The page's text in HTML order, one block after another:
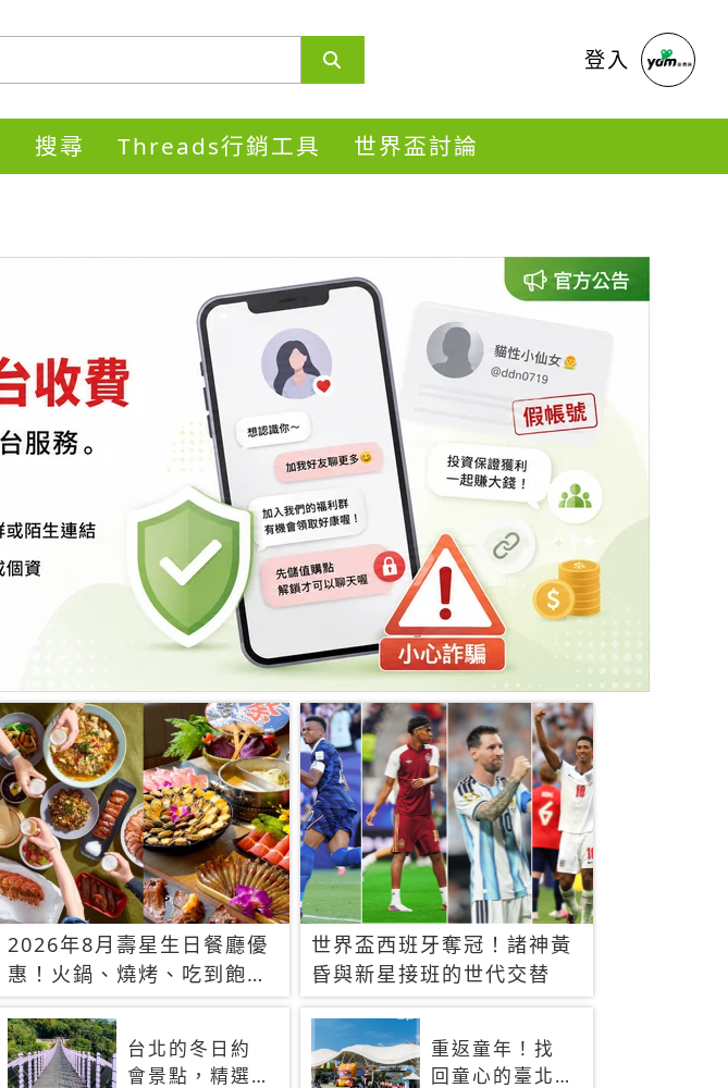
登入
搜尋 Threads行銷工具 世界盃討論
2026年8月壽星生日餐廳優
惠！火鍋、燒烤、吃到飽，
90+餐廳生日優惠一覽
台北的冬日約
會景點，精選
世界盃西班牙奪冠！諸神黃
昏與新星接班的世代交替
重返童年！找
回童心的臺北